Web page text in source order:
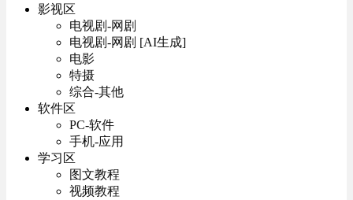
影视区
电视剧-网剧
电视剧-网剧 [AI生成]
电影
特摄
综合-其他
软件区
PC-软件
手机-应用
学习区
图文教程
视频教程